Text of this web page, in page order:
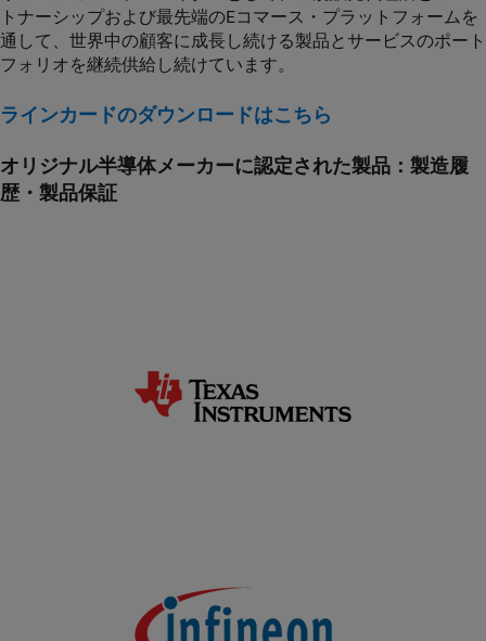
トナーシップおよび最先端のEコマース・プラットフォームを
通して、世界中の顧客に成長し続ける製品とサービスのポート
フォリオを継続供給し続けています。
ラインカードのダウンロードはこちら
オリジナル半導体メーカーに認定された製品：製造履
歴・製品保証